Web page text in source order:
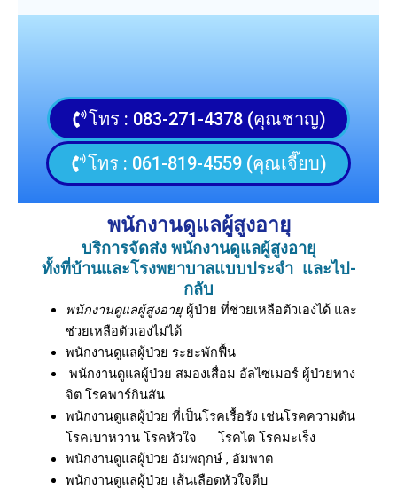
โทร : 083-271-4378 (คุณชาญ)
โทร : 061-819-4559 (คุณเจี๊ยบ)
พนักงานดูแลผู้สูงอายุ
บริการจัดส่ง พนักงานดูแลผู้สูงอายุ
ทั้งที่บ้านและโรงพยาบาลแบบประจำ และไป-
กลับ
พนักงานดูแลผู้สูงอายุผู้ป่วย ที่ช่วยเหลือตัวเองได้ และ
ช่วยเหลือตัวเองไม่ได้
พนักงานดูแลผู้ป่วย ระยะพักฟื้น
พนักงานดูแลผู้ป่วย สมองเสื่อม อัลไซเมอร์ ผู้ป่วยทาง
จิต โรคพาร์กินสัน
พนักงานดูแลผู้ป่วย ที่เป็นโรคเรื้อรัง เช่นโรคความดัน
โรคเบาหวาน โรคหัวใจ โรคไต โรคมะเร็ง
พนักงานดูแลผู้ป่วย อัมพฤกษ์ , อัมพาต
พนักงานดูแลผู้ป่วย เส้นเลือดหัวใจตีบ